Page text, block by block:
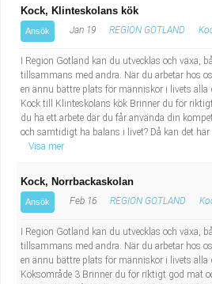
Kock, Klinteskolans kök
Ansök Jan 19 REGION GOTLAND
I Region Gotland kan du utvecklas och växa,
tillsammans med andra. När du arbetar hos
en ännu bättre plats för människor i livets alla
Kock till Klinteskolans kök Brinner du för riktigt
du ha ett arbete där du får använda din
och samtidigt ha balans i livet? Då kan det
Visa mer
Kock, Norrbackaskolan
Ansök Feb 16 REGION GOTLAND
I Region Gotland kan du utvecklas och växa,
tillsammans med andra. När du arbetar hos
en ännu bättre plats för människor i livets alla
Köksområde 3 Brinner du för riktigt god mat